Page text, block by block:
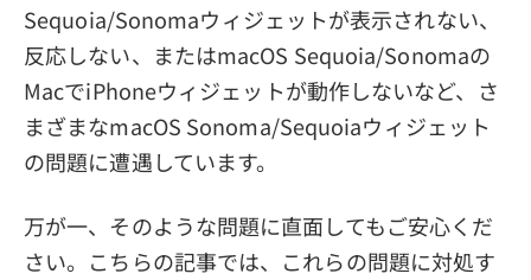
Sequoia/Sonomaウィジェットが表示されない、
反応しない、またはmacOS Sequoia/Sonomaの
MacでiPhoneウィジェットが動作しないなど、さ
まざまなmacOS Sonoma/Sequoiaウィジェット
の問題に遭遇しています。
万が一、そのような問題に直面してもご安心くだ
さい。こちらの記事では、これらの問題に対処す